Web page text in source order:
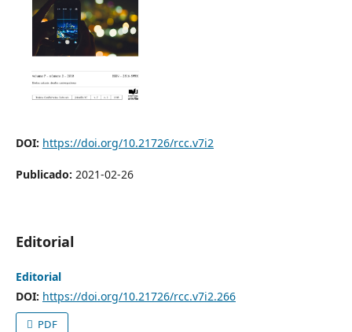
DOI: https://doi.org/10.21726/rcc.v7i2
Publicado: 2021-02-26
Editorial
Editorial
DOI: https://doi.org/10.21726/rcc.v7i2.266
PDF